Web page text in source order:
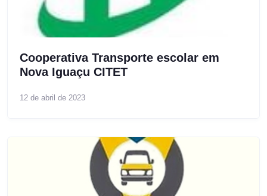
Cooperativa Transporte escolar em
Nova Iguaçu CITET
12 de abril de 2023